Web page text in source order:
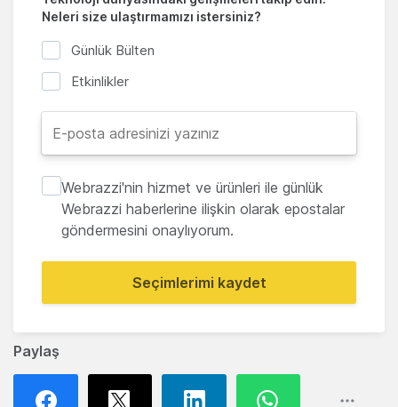
Paylaş
Neleri size ulaştırmamızı istersiniz?
Günlük Bülten
Etkinlikler
Webrazzi'nin hizmet ve ürünleri ile günlük
Webrazzi haberlerine ilişkin olarak epostalar
göndermesini onaylıyorum.
Seçimlerimi kaydet